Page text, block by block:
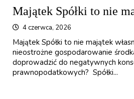
Majątek Spółki to nie
4 czerwca, 2026
Majątek Spółki to nie majątek
nieostrożne gospodarowanie
doprowadzić do negatywnych
prawnopodatkowych? Spółki...